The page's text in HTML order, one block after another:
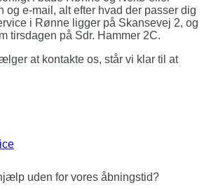
og e-mail, alt efter hvad der passer dig
i Rønne ligger på Skansevej 2, og
tirsdagen på Sdr. Hammer 2C.
at kontakte os, står vi klar til at
uden for vores åbningstid?